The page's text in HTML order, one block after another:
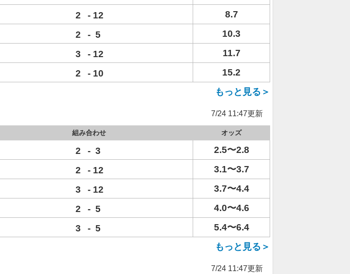
2 - 12
8.7
2 - 5
10.3
3 - 12
11.7
2 - 10
15.2
もっと見る＞
7/24 11:47更新
組み合わせ オッズ
2 - 3
2.5〜2.8
2 - 12
3.1〜3.7
3 - 12
3.7〜4.4
2 - 5
4.0〜4.6
3 - 5
5.4〜6.4
もっと見る＞
7/24 11:47更新